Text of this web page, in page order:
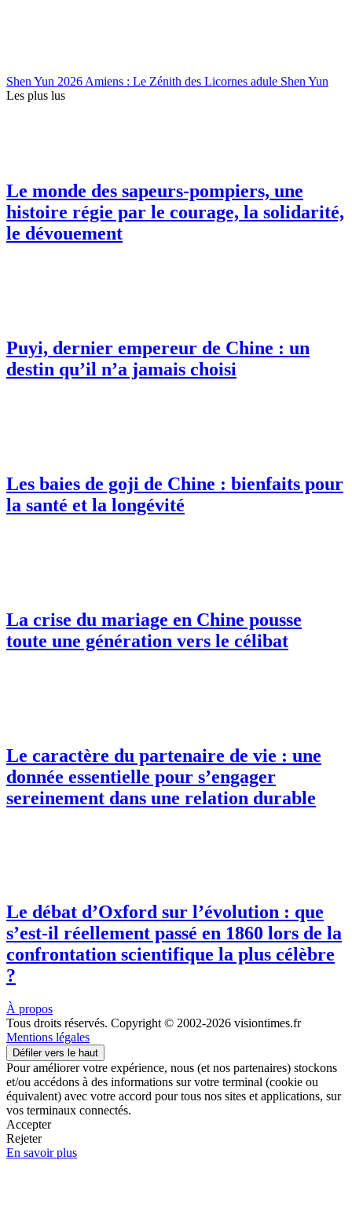
Shen Yun 2026 Amiens : Le Zénith des Licornes adule Shen Yun
Les plus lus
Le monde des sapeurs-pompiers, une
histoire régie par le courage, la solidarité,
le dévouement
Puyi, dernier empereur de Chine : un
destin qu’il n’a jamais choisi
Les baies de goji de Chine : bienfaits pour
la santé et la longévité
La crise du mariage en Chine pousse
toute une génération vers le célibat
Le caractère du partenaire de vie : une
donnée essentielle pour s’engager
sereinement dans une relation durable
Le débat d’Oxford sur l’évolution : que
s’est-il réellement passé en 1860 lors de la
confrontation scientifique la plus célèbre
?
À propos
Tous droits réservés. Copyright © 2002-2026 visiontimes.fr
Mentions légales
Défiler vers le haut
Pour améliorer votre expérience, nous (et nos partenaires) stockons
et/ou accédons à des informations sur votre terminal (cookie ou
équivalent) avec votre accord pour tous nos sites et applications, sur
vos terminaux connectés.
Accepter
Rejeter
En savoir plus